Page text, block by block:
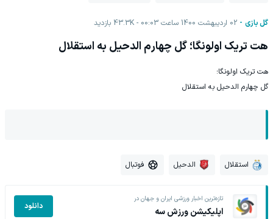
گل بازی 02 اردیبهشت 1400 ساعت 00:03 43.3K بازدید
هت تریک اولونگا؛ گل چهارم الدحیل به استقلال
هت تریک اولونگا؛
گل چهارم الدحیل به استقلال
استقلال الدحیل فوتبال
تازه‌ترین اخبار ورزشی ایران و جهان در
اپلیکیشن ورزش سه دانلود